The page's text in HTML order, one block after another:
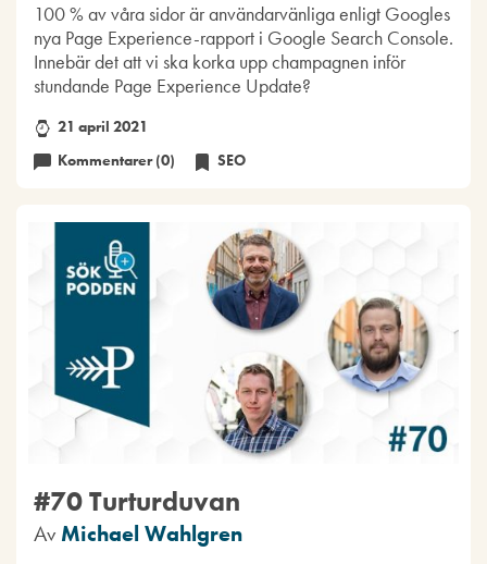
100 % av våra sidor är användarvänliga enligt Googles
nya Page Experience-rapport i Google Search Console.
Innebär det att vi ska korka upp champagnen inför
stundande Page Experience Update?
21 april 2021
Kommentarer (0)
SEO
#70 Turturduvan
Av Michael Wahlgren